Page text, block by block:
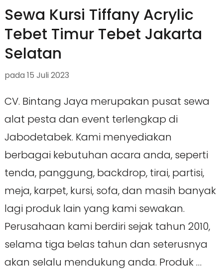
Sewa Kursi Tiffany Acrylic
Tebet Timur Tebet Jakarta
Selatan
pada 15 Juli 2023
CV. Bintang Jaya merupakan pusat sewa
alat pesta dan event terlengkap di
Jabodetabek. Kami menyediakan
berbagai kebutuhan acara anda, seperti
tenda, panggung, backdrop, tirai, partisi,
meja, karpet, kursi, sofa, dan masih banyak
lagi produk lain yang kami sewakan.
Perusahaan kami berdiri sejak tahun 2010,
selama tiga belas tahun dan seterusnya
akan selalu mendukung anda. Produk …